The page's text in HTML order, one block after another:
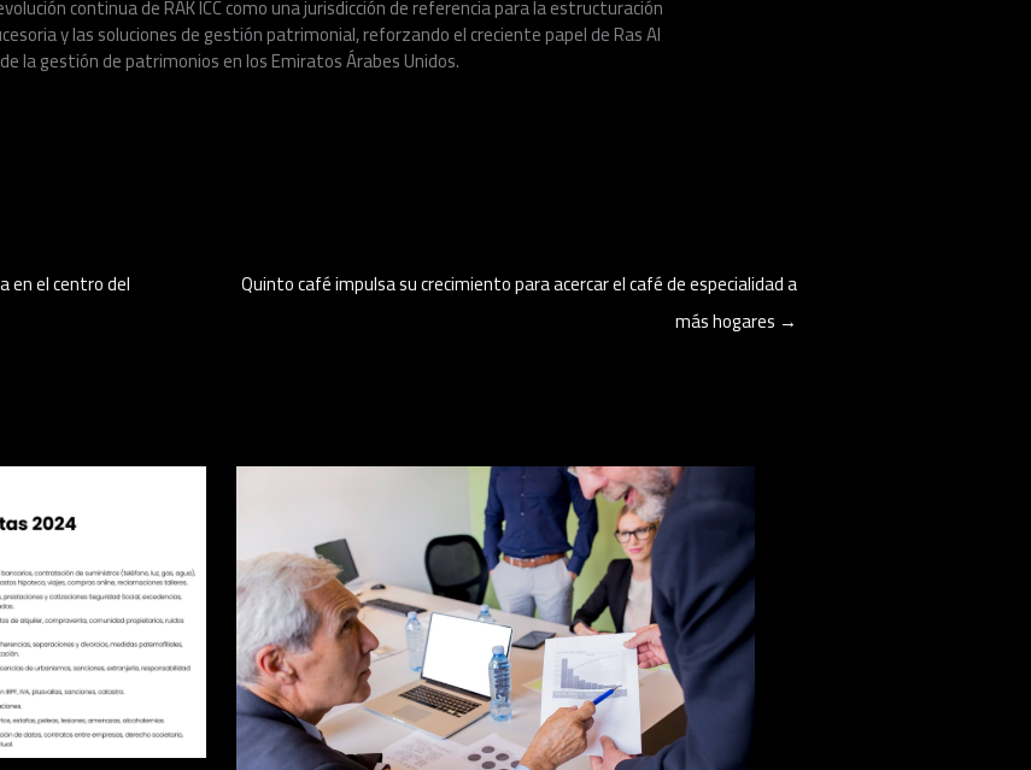
continua de RAK ICC como una jurisdicción de referencia para la estructuración
y las soluciones de gestión patrimonial, reforzando el creciente papel de Ras Al
la gestión de patrimonios en los Emiratos Árabes Unidos.
en el centro del
Quinto café impulsa su crecimiento para acercar el café de especialidad a
más hogares →